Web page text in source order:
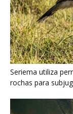
Seriema utiliza
rochas para